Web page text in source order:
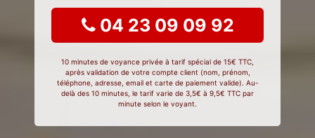
04 23 09 09 92
10 minutes de voyance privée à tarif spécial de 15€ TTC,
après validation de votre compte client (nom, prénom,
téléphone, adresse, email et carte de paiement valide). Au-
delà des 10 minutes, le tarif varie de 3,5€ à 9,5€ TTC par
minute selon le voyant.